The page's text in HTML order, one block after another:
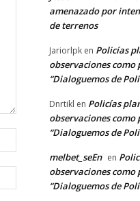
Nombre:*
electrónico:*
amenazado por
de terrenos
Jariorlpk en Policías
observaciones
“Dialoguemos de
Dnrtikl en Policías
observaciones
“Dialoguemos de
melbet_seEn en
observaciones
“Dialoguemos de